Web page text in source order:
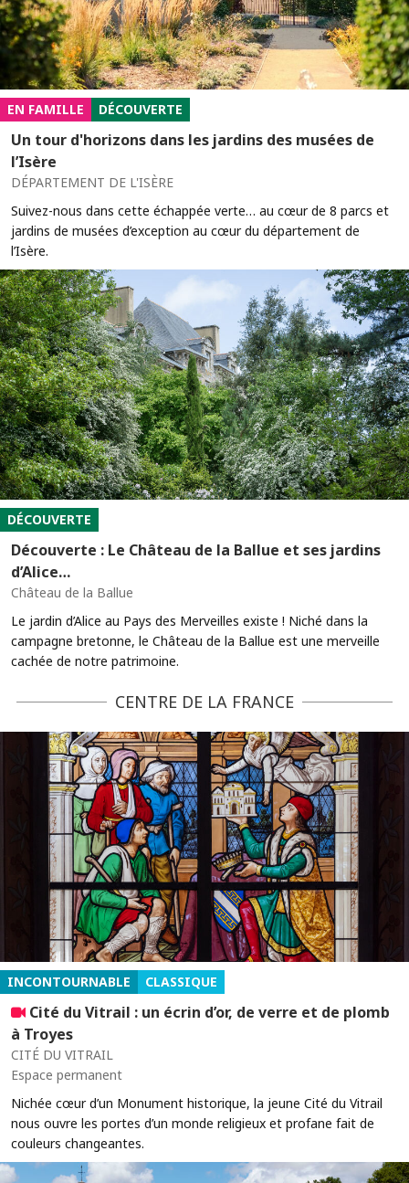
EN FAMILLE DÉCOUVERTE
Un tour d'horizons dans les jardins des musées de
l’Isère
DÉPARTEMENT DE L'ISÈRE
Suivez-nous dans cette échappée verte… au cœur de 8 parcs et
jardins de musées d’exception au cœur du département de
l’Isère.
DÉCOUVERTE
Découverte : Le Château de la Ballue et ses jardins
d’Alice…
Château de la Ballue
Le jardin d’Alice au Pays des Merveilles existe ! Niché dans la
campagne bretonne, le Château de la Ballue est une merveille
cachée de notre patrimoine.
CENTRE DE LA FRANCE
INCONTOURNABLE CLASSIQUE
Cité du Vitrail : un écrin d’or, de verre et de plomb
à Troyes
CITÉ DU VITRAIL
Espace permanent
Nichée cœur d’un Monument historique, la jeune Cité du Vitrail
nous ouvre les portes d’un monde religieux et profane fait de
couleurs changeantes.